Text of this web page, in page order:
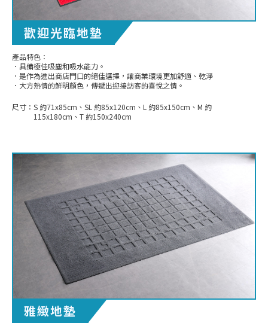
歡迎光臨地墊
產品特色：
．具備極佳吸塵和吸水能力。
．是作為進出商店門口的絕佳選擇，讓商業環境更加舒適、乾淨
．大方熱情的鮮明顏色，傳遞出迎接訪客的喜悅之情。
尺寸： S 約71x85cm、SL 約85x120cm、L 約85x150cm、M 約
115x180cm、T 約150x240cm
雅緻地墊